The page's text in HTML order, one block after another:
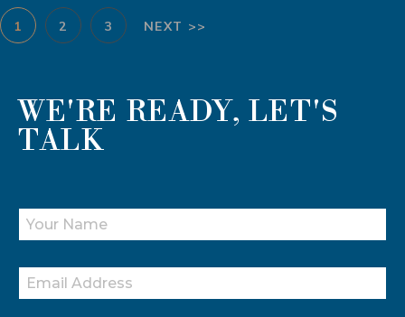
1 2 3 NEXT >>
WE'RE READY, LET'S
TALK
Y
R
N
A
M